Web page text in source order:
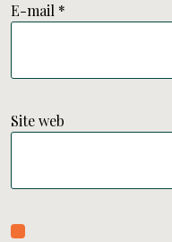
E-mail *
Site web